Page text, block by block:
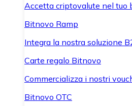
Accetta criptovalute nel tuo
Bitnovo Ramp
Integra la nostra soluzione
Carte regalo Bitnovo
Commercializza i nostri
Bitnovo OTC